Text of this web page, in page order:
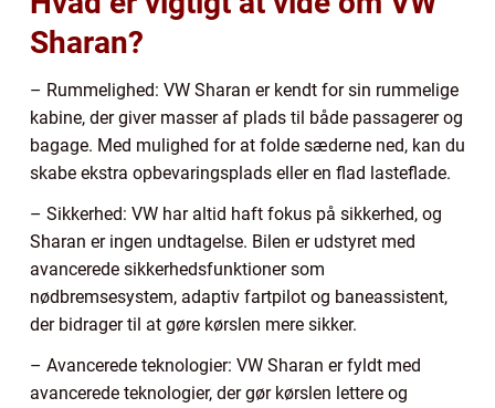
Sharan?
– Rummelighed: VW Sharan er kendt for sin rummelige
kabine, der giver masser af plads til både passagerer og
bagage. Med mulighed for at folde sæderne ned, kan du
skabe ekstra opbevaringsplads eller en flad lasteflade.
– Sikkerhed: VW har altid haft fokus på sikkerhed, og
Sharan er ingen undtagelse. Bilen er udstyret med
avancerede sikkerhedsfunktioner som
nødbremsesystem, adaptiv fartpilot og baneassistent,
der bidrager til at gøre kørslen mere sikker.
– Avancerede teknologier: VW Sharan er fyldt med
avancerede teknologier, der gør kørslen lettere og